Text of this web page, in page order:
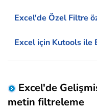
Excel'de Özel Filtre
Excel için Kutools
Excel'de
metin filtreleme